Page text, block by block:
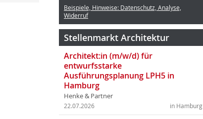
Beispiele, Hinweise: Datenschutz, Analyse,
Widerruf
Stellenmarkt Architektur
Architekt:in (m/w/d) für
entwurfsstarke
Ausführungsplanung LPH5 in
Hamburg
Henke & Partner
in Hamburg
22.07.2026